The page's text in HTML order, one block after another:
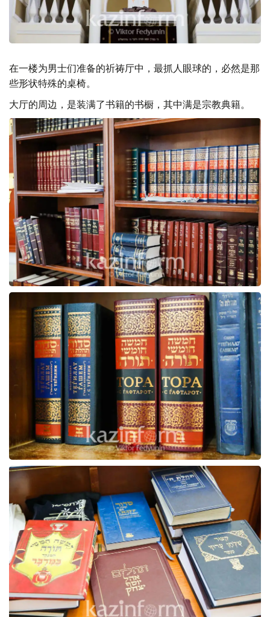
在一楼为男士们准备的祈祷厅中，最抓人眼球的，必然是那
些形状特殊的桌椅。
大厅的周边，是装满了书籍的书橱，其中满是宗教典籍。